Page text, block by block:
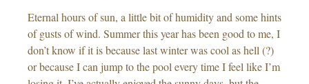
Eternal hours of sun, a little bit of humidity and some hints
of gusts of wind. Summer this year has been good to me, I
don’t know if it is because last winter was cool as hell (?)
or because I can jump to the pool every time I feel like I’m